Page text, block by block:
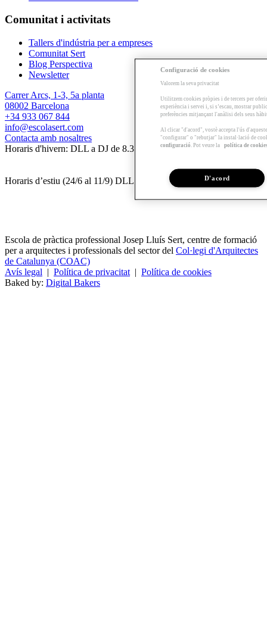
Comunitat i activitats
Tallers d'indústria per a empreses
Comunitat Sert
Blog Perspectiva
Newsletter
Carrer Arcs, 1-3, 5a planta
08002 Barcelona
+34 933 067 844
info@escolasert.com
Contacta amb nosaltres
Horaris d'hivern: DLL a DJ de 8.30 a 16.30 h / DV de 8.30 a 14 h.
Horaris d’estiu (24/6 al 11/9) DLL a DV de 8.30 a 14 h.
Escola de pràctica professional Josep Lluís Sert, centre de formació
per a arquitectes i professionals del sector del Col·legi d'Arquitectes
de Catalunya (COAC)
Avís legal | Política de privacitat | Política de cookies
Baked by: Digital Bakers
Configuració de cookies
Valorem la seva privacitat
Utilitzem cookies pròpies i de tercers per
experiència i servei i, si s’escau, mostrar
preferències mitjançant l'anàlisi dels seus
Al clicar "d'acord", vostè accepta l'ús
"configurar" o "rebutjar" la instal·lació de
configuració . Pot veure la política de
D'acord